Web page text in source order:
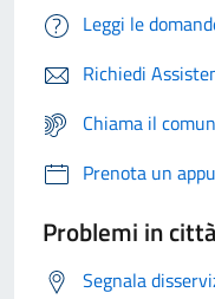
Leggi le
Richiedi
Chiama il
Prenota un
Problemi in città
Segnala